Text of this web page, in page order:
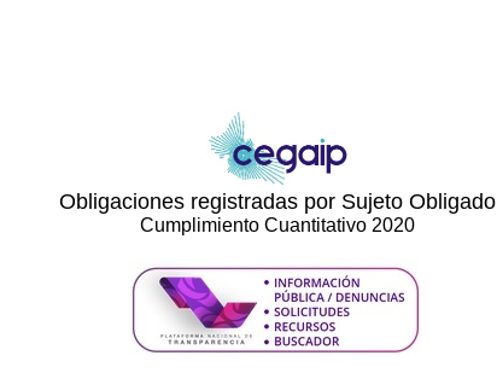
Obligaciones registradas por Sujeto Obligado
Cumplimiento Cuantitativo 2020